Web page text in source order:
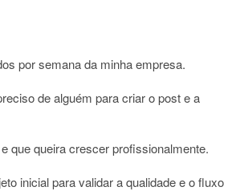
por semana da minha empresa.
de alguém para criar o post e a
que queira crescer profissionalmente.
inicial para validar a qualidade e o fluxo